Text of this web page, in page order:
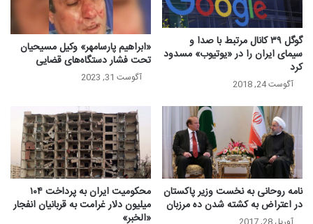
گوگل ۳۹ کانال مرتبط با صدا و
سیمای ایران را در «یوتیوب» مسدود
کرد
آگوست 24, 2018
«ابراهیم پارسامهر» وکیل مسیحیان
تحت فشار دستگاه‌های قضایی
آگوست 31, 2023
نامه روحانی به نخست وزیر پاکستان
در اعتراض به کشته شدن ده مرزبان
محکومیت ایران به پرداخت ۱۰۴
میلیون دلار غرامت به قربانیان انفجار
«الخبر»